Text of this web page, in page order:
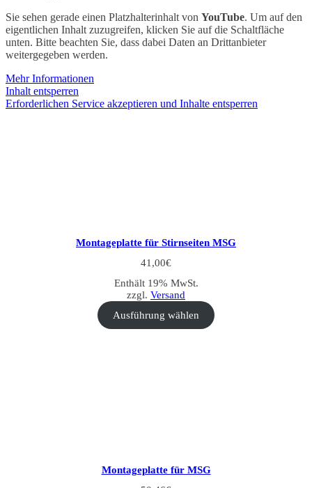
Sie sehen gerade einen Platzhalterinhalt von YouTube. Um auf den
eigentlichen Inhalt zuzugreifen, klicken Sie auf die Schaltfläche
unten. Bitte beachten Sie, dass dabei Daten an Drittanbieter
weitergegeben werden.
Mehr Informationen
Inhalt entsperren
Erforderlichen Service akzeptieren und Inhalte entsperren
Montageplatte für Stirnseiten MSG
41,00€
Enthält 19% MwSt.
zzgl. Versand
Ausführung wählen
Montageplatte für MSG